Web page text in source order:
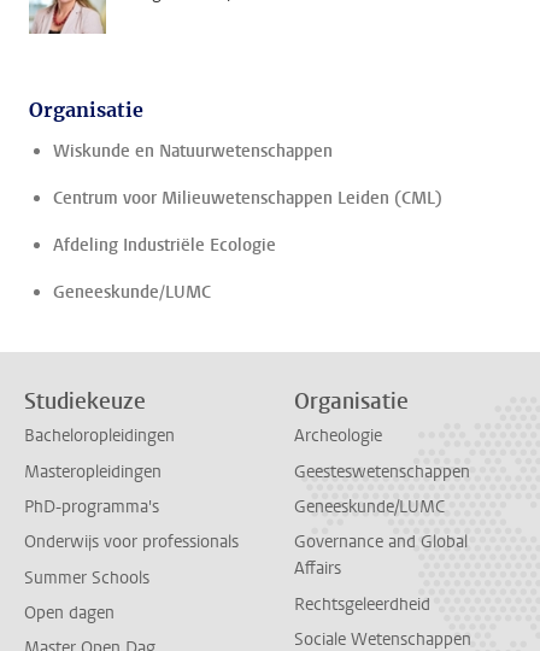
Organisatie
Wiskunde en Natuurwetenschappen
Centrum voor Milieuwetenschappen Leiden (CML)
Afdeling Industriële Ecologie
Geneeskunde/LUMC
Studiekeuze
Bacheloropleidingen
Masteropleidingen
PhD-programma's
Onderwijs voor professionals
Summer Schools
Open dagen
Organisatie
Archeologie
Geesteswetenschappen
Geneeskunde/LUMC
Governance and Global
Affairs
Rechtsgeleerdheid
Sociale Wetenschappen